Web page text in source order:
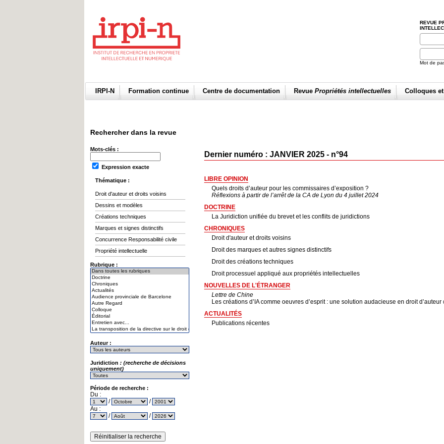
REVUE
Mot de
IRPI-N Formation continue Centre de documentation Revue Propriétés intellectuelles Colloques
Rechercher dans la revue
Mots-clés :
Expression exacte
Thématique :
Droit d'auteur et droits voisins
Dessins et modèles
Créations techniques
Marques et signes distinctifs
Concurrence Responsabilité civile
Propriété intellectuelle
Rubrique :
Auteur :
Juridiction : (recherche de décisions
uniquement)
Période de recherche :
Du :
/
/
Au :
/
/
Dernier numéro : JANVIER 2025 - n°94
LIBRE OPINION
Quels droits d’auteur pour les commissaires d’exposition ?
Réflexions à partir de l’arrêt de la CA de Lyon du 4 juillet 2024
DOCTRINE
La Juridiction unifiée du brevet et les conflits de juridictions
CHRONIQUES
Droit d'auteur et droits voisins
Droit des marques et autres signes distinctifs
Droit des créations techniques
Droit processuel appliqué aux propriétés intellectuelles
NOUVELLES DE L'ÉTRANGER
Lettre de Chine
Les créations d’IA comme oeuvres d’esprit : une solution audacieuse en droit d’auteur
ACTUALITÉS
Publications récentes